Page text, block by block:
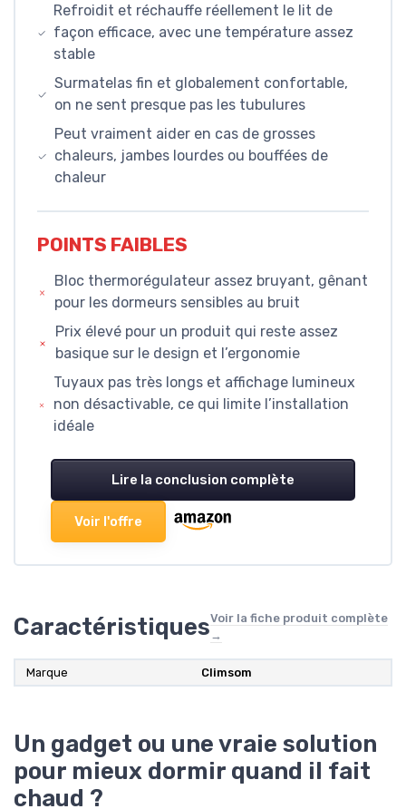
Refroidit et réchauffe réellement le lit de
façon efficace, avec une température assez
stable
Surmatelas fin et globalement confortable,
on ne sent presque pas les tubulures
Peut vraiment aider en cas de grosses
chaleurs, jambes lourdes ou bouffées de
chaleur
POINTS FAIBLES
Bloc thermorégulateur assez bruyant, gênant
pour les dormeurs sensibles au bruit
Prix élevé pour un produit qui reste assez
basique sur le design et l’ergonomie
Tuyaux pas très longs et affichage lumineux
non désactivable, ce qui limite l’installation
idéale
Lire la conclusion complète
Voir l'offre
CaractéristiquesVoir la fiche produit complète
→
Marque Climsom
Un gadget ou une vraie solution
pour mieux dormir quand il fait
chaud ?